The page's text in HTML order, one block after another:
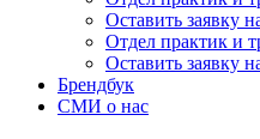
Оставить заявку
Отдел практик и
Оставить заявку
Брендбук
СМИ о нас